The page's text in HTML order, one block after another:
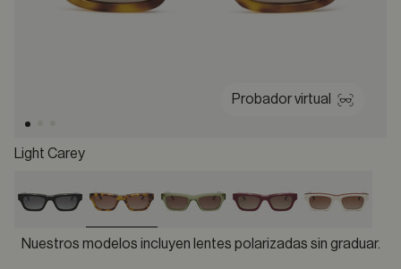
Probador virtual
Light Carey
selected
Nuestros modelos incluyen lentes polarizadas sin graduar.